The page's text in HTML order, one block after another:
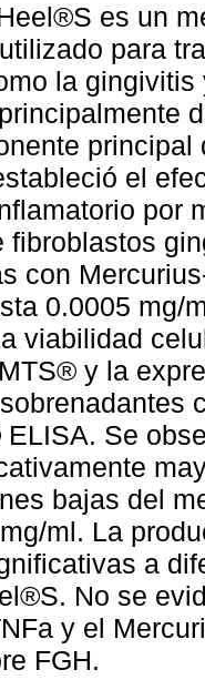
es un
para
la gingivitis
el
por
fibroblastos
con
0.0005 mg/
viabilidad
y la
Se
bajas del
ml. La
a
No se
y el
FGH.